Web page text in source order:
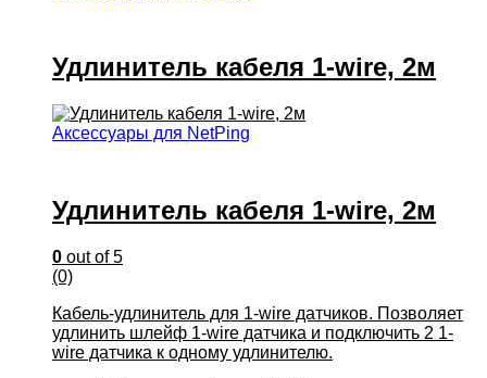
Удлинитель кабеля 1-wire, 2м
Аксессуары для NetPing
Удлинитель кабеля 1-wire, 2м
0 out of 5
(0)
Кабель-удлинитель для 1-wire датчиков. Позволяет
удлинить шлейф 1-wire датчика и подключить 2 1-
wire датчика к одному удлинителю.